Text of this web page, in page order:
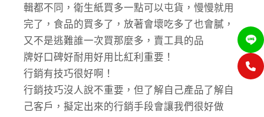
輯都不同，衛生紙買多一點可以屯貨，慢慢就用
完了，食品的買多了，放著會壞吃多了也會膩，
又不是逃難誰一次買那麼多，賣工具的品
牌好口碑好耐用好用比紅利重要！
行銷有技巧很好啊！
行銷技巧沒人說不重要，但了解自己產品了解自
己客戶，擬定出來的行銷手段會讓我們很好做